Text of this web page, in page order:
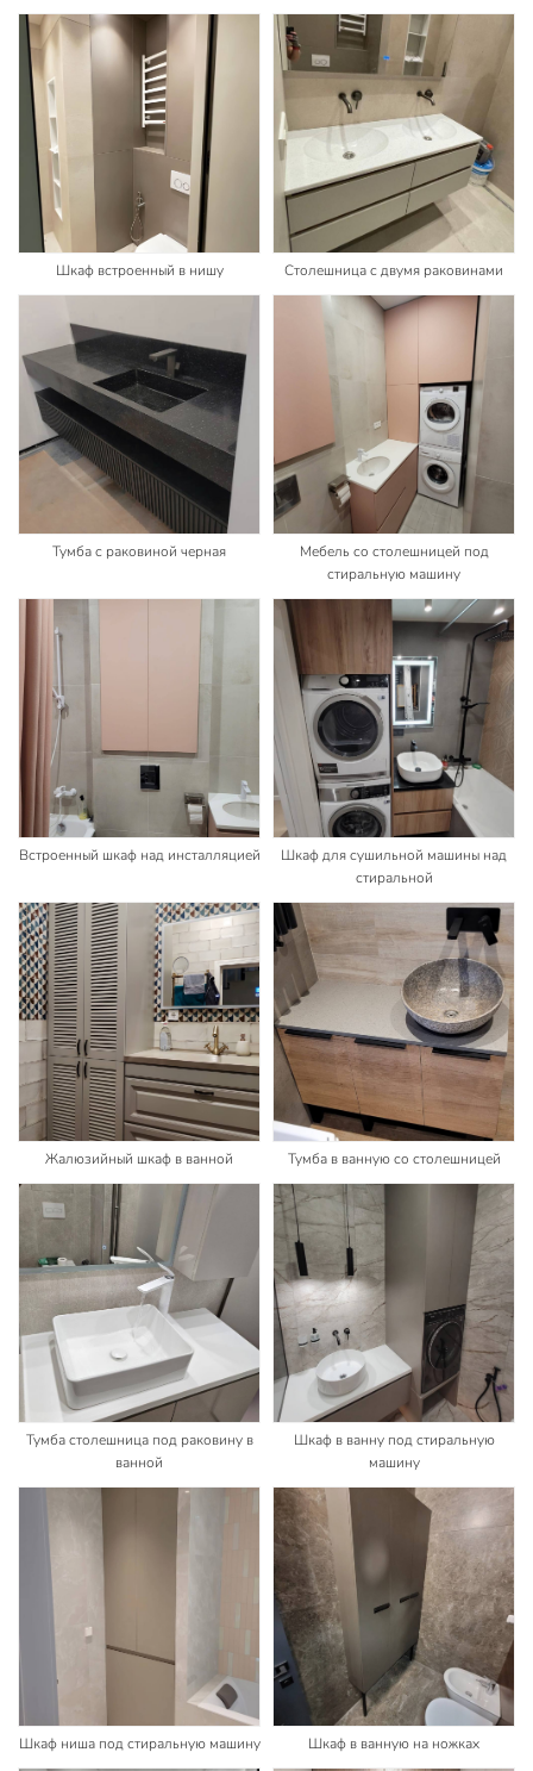
Шкаф встроенный в нишу Столешница с двумя раковинами
Тумба с раковиной черная
Мебель со столешницей под
стиральную машину
Встроенный шкаф над инсталляцией
Шкаф для сушильной машины над
стиральной
Жалюзийный шкаф в ванной Тумба в ванную со столешницей
Тумба столешница под раковину в
ванной
Шкаф в ванну под стиральную
машину
Шкаф ниша под стиральную машину Шкаф в ванную на ножках